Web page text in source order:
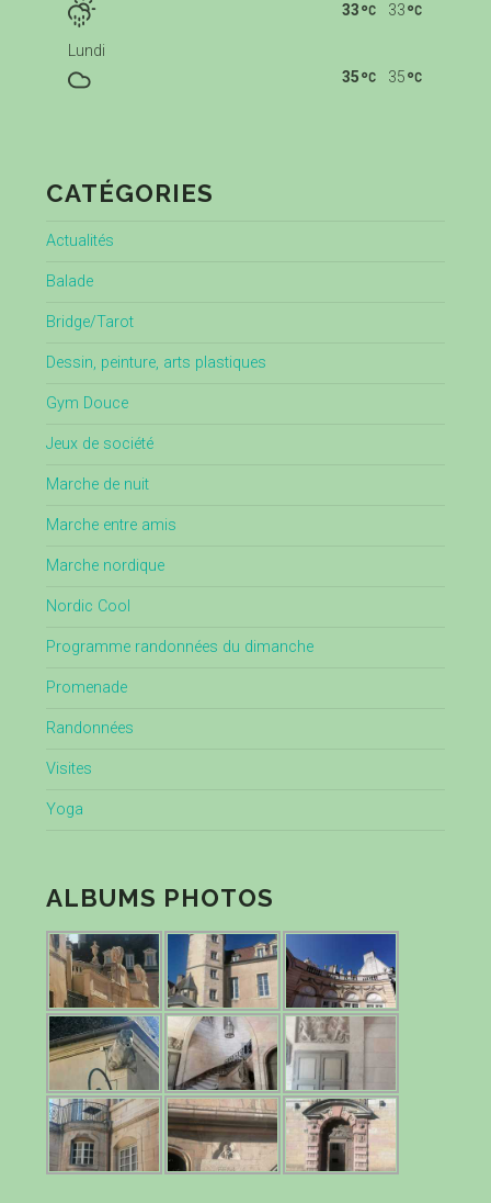
33
33
Lundi
35
35
CATÉGORIES
Actualités
Balade
Bridge/Tarot
Dessin, peinture, arts plastiques
Gym Douce
Jeux de société
Marche de nuit
Marche entre amis
Marche nordique
Nordic Cool
Programme randonnées du dimanche
Promenade
Randonnées
Visites
Yoga
ALBUMS PHOTOS